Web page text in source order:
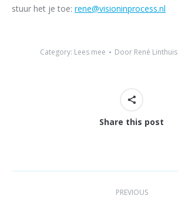
stuur het je toe: rene@visioninprocess.nl
Category: Lees mee Door René Linthuis
Share this post
PREVIOUS